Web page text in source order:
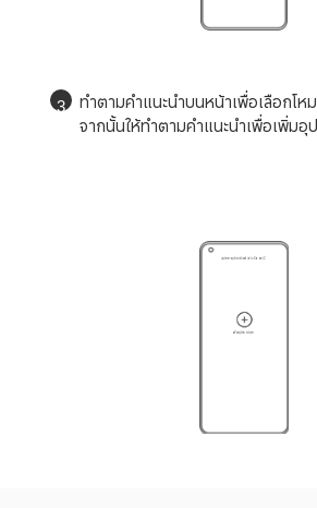
3
ทำตามคำแนะนำบนหน้าเพื่อเลือกโ
จากนั้นให้ทำตามคำแนะนำเพื่อเพิ่ม
ศูนย์กลางอุปกรณ์บ้านอัจฉริยะ Xiaomi 2
เพิ่มอุปกรณ์ลูก